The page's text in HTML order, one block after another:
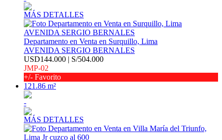
MÁS DETALLES
Departamento en Venta en Surquillo, Lima
AVENIDA SERGIO BERNALES
USD144.000 | S/504.000
JMP-02
+/- Favorito
121.86 m²
-
MÁS DETALLES